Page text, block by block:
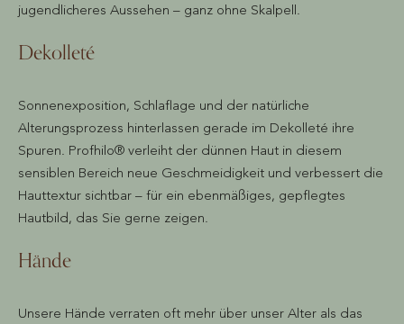
jugendlicheres Aussehen – ganz ohne Skalpell.
Dekolleté
Sonnenexposition, Schlaflage und der natürliche
Alterungsprozess hinterlassen gerade im Dekolleté ihre
Spuren. Profhilo® verleiht der dünnen Haut in diesem
sensiblen Bereich neue Geschmeidigkeit und verbessert die
Hauttextur sichtbar – für ein ebenmäßiges, gepflegtes
Hautbild, das Sie gerne zeigen.
Hände
Unsere Hände verraten oft mehr über unser Alter als das